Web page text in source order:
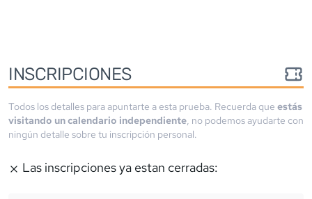
INSCRIPCIONES
Todos los detalles para apuntarte a esta prueba. Recuerda que estás
visitando un calendario independiente, no podemos ayudarte con
ningún detalle sobre tu inscripción personal.
Las inscripciones ya estan cerradas: